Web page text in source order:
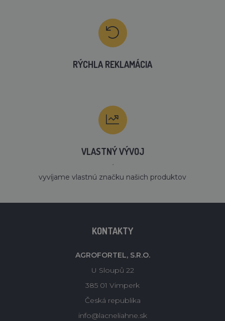
RÝCHLA REKLAMÁCIA
VLASTNÝ VÝVOJ
´
vyvíjame vlastnú značku našich produktov
KONTAKTY
AGROFORTEL, S.R.O.
U Sloupů 22
385 01 Vimperk
Česká republika
info@lacneliahne.sk